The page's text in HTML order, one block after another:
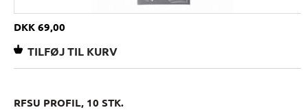
DKK 69,00
RFSU PROFIL, 10 STK.